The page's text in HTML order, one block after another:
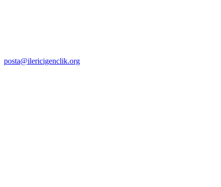
posta@ilericigenclik.org